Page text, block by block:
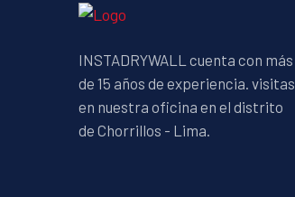
INSTADRYWALL cuenta con más
de 15 años de experiencia. visitas
en nuestra oficina en el distrito
de Chorrillos - Lima.